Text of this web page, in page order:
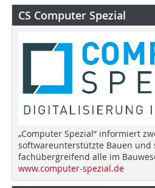
CS Computer Spezial
„Computer Spezial“ informiert
softwareunterstützte Bauen und
fachübergreifend alle im
www.computer-spezial.de